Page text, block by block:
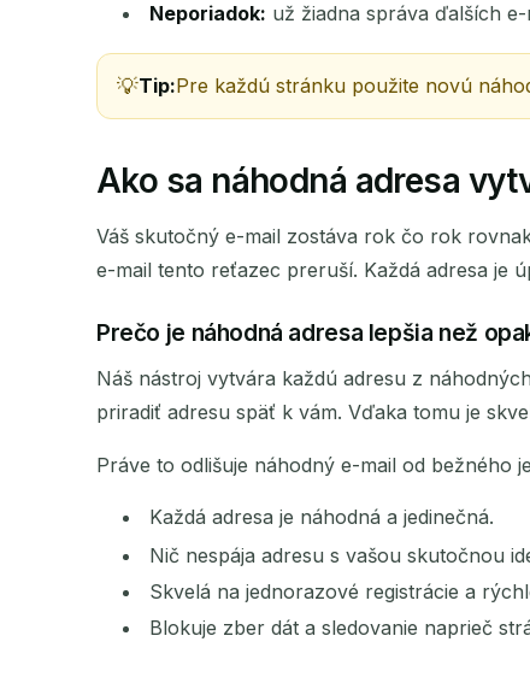
Neporiadok: už žiadna správa ďalších
Tip:Pre každú stránku použite novú
Ako sa náhodná adresa
Váš skutočný e-mail zostáva rok čo rok
e-mail tento reťazec preruší. Každá adresa je
Prečo je náhodná adresa lepšia než
Náš nástroj vytvára každú adresu z
priradiť adresu späť k vám. Vďaka tomu je
Práve to odlišuje náhodný e-mail od bežného
Každá adresa je náhodná a jedinečná.
Nič nespája adresu s vašou skutočnou
Skvelá na jednorazové registrácie a
Blokuje zber dát a sledovanie naprieč